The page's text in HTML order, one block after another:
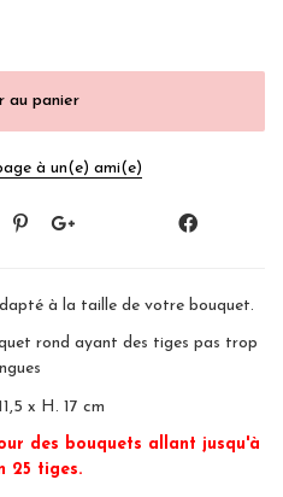
à un(e) ami(e)
à la taille de votre bouquet.
rond ayant des tiges pas trop
x H. 17 cm
des bouquets allant jusqu'à
25 tiges.